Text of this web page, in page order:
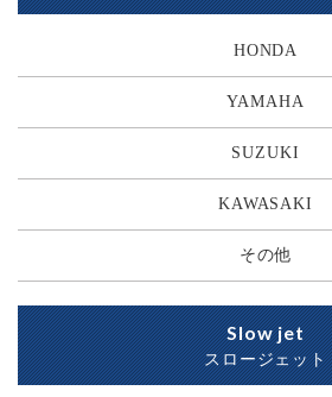
HONDA
YAMAHA
SUZUKI
KAWASAKI
その他
Slow jet
スロージェット